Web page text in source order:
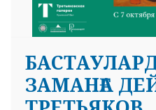
ЗАМАНҒА